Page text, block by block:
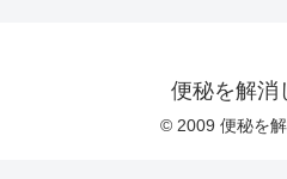
便秘を解消
© 2009 便秘を